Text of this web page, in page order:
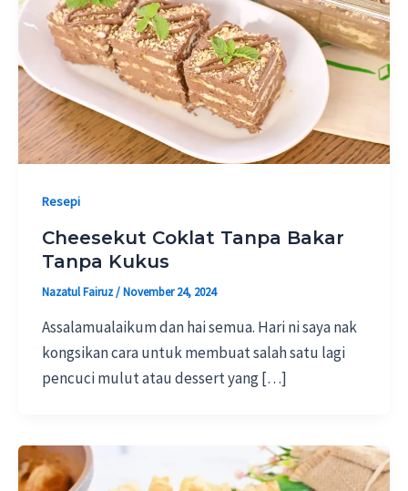
Resepi
Cheesekut Coklat Tanpa Bakar
Tanpa Kukus
Nazatul Fairuz/November 24, 2024
Assalamualaikum dan hai semua. Hari ni saya nak
kongsikan cara untuk membuat salah satu lagi
pencuci mulut atau dessert yang […]